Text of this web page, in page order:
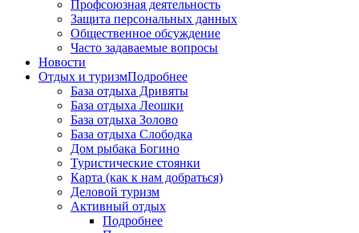
Профсоюзная деятельность
Защита персональных данных
Общественное обсуждение
Часто задаваемые вопросы
Новости
Отдых и туризмПодробнее
База отдыха Дривяты
База отдыха Леошки
База отдыха Золово
База отдыха Слободка
Дом рыбака Богино
Туристические стоянки
Карта (как к нам добраться)
Деловой туризм
Активный отдых
Подробнее